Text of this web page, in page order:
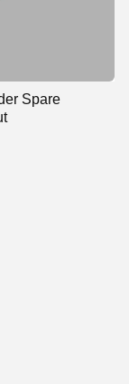
Spare